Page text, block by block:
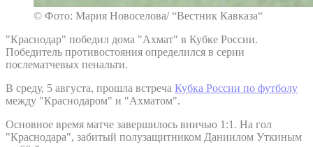
© Фото: Мария Новоселова/ “Вестник Кавказа“
"Краснодар" победил дома "Ахмат" в Кубке России.
Победитель противостояния определился в серии
послематчевых пенальти.
В среду, 5 августа, прошла встреча Кубка России по футболу
между "Краснодаром" и "Ахматом".
Основное время матче завершилось вничью 1:1. На гол
"Краснодара", забитый полузащитником Даниилом Уткиным